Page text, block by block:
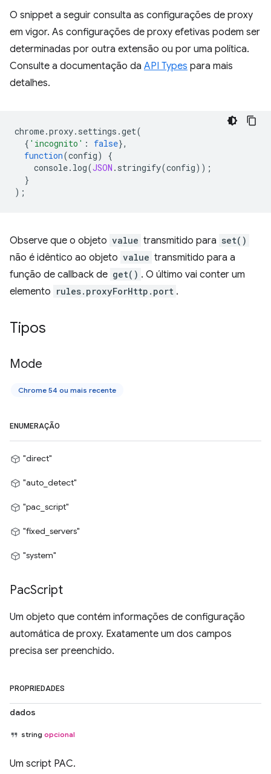
O snippet a seguir consulta as configurações de proxy
em vigor. As configurações de proxy efetivas podem ser
determinadas por outra extensão ou por uma política.
Consulte a documentação da API Types para mais
detalhes.
chrome.proxy. settings .get(
{ 'incognito' : false},
function(config)
{
console. log(JSON . stringify(config));
}
);
Observe que o objeto value transmitido para set()
não é idêntico ao objeto value transmitido para a
função de callback de get() . O último vai conter um
elemento rules.proxyForHttp.port .
Tipos
Mode
Chrome 54 ou mais recente
ENUMERAÇÃO
"direct"
"auto_detect"
"pac_script"
"fixed_servers"
"system"
PacScript
Um objeto que contém informações de configuração
automática de proxy. Exatamente um dos campos
precisa ser preenchido.
PROPRIEDADES
dados
string opcional
Um script PAC.